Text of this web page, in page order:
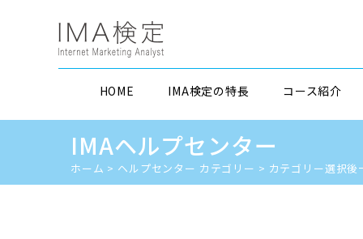
HOME IMA検定の特長 コース紹介
IMAヘルプセンター
ホーム > ヘルプセンター カテゴリー > カテゴリー選択後